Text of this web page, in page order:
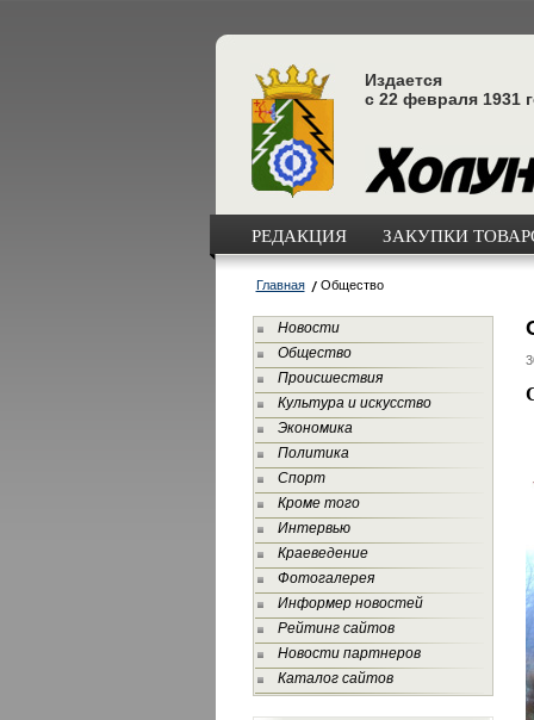
Издается
с 22 февраля 1931
РЕДАКЦИЯ ЗАКУПКИ
Главная Общество
Новости
Общество
Происшествия
Культура и искусство
Экономика
Политика
Спорт
Кроме того
Интервью
Краеведение
Фотогалерея
Информер новостей
Рейтинг сайтов
Новости партнеров
Каталог сайтов